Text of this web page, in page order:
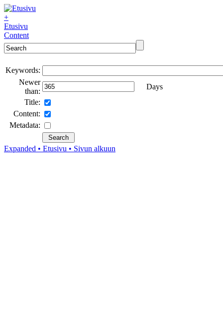
+
Etusivu
Content
Keywords:
Newer
than:
Days
Title:
Content:
Metadata:
Expanded • Etusivu • Sivun alkuun